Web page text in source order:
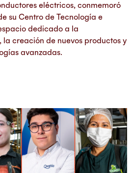
eléctricos, conmemoró
su Centro de Tecnología e
dedicado a la
creación de nuevos productos y
avanzadas.